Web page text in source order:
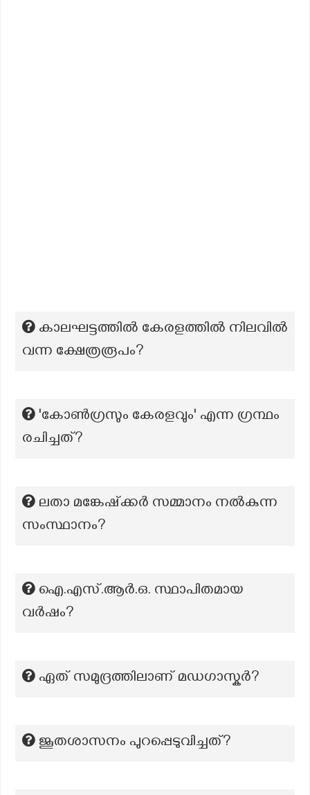
കാലഘട്ടത്തിൽ കേരളത്തിൽ നിലവിൽ
വന്ന ക്ഷേത്രരൂപം?
'കോൺഗ്രസും കേരളവും' എന്ന ഗ്രന്ഥം
രചിച്ചത്?
ലതാ മങ്കേഷ്ക്കർ സമ്മാനം നൽകുന്ന
സംസ്ഥാനം?
ഐ.എസ്.ആർ.ഒ. സ്ഥാപിതമായ
വർഷം?
ഏത് സമുദ്രത്തിലാണ് മഡഗാസ്കർ?
ജൂതശാസനം പുറപ്പെടുവിച്ചത്?